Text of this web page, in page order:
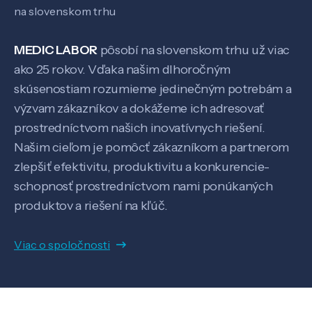
Veda a výskum
Pôsobenie
na slovenskom trhu
MEDIC LABOR pôsobí na slovenskom trhu už viac
ako 25 rokov. Vďaka našim dlhoročným
skúsenostiam rozumieme jedinečným potrebám a
výzvam zákazníkov a dokážeme ich adresovať
prostredníctvom našich inovatívnych riešení.
Našim cieľom je pomôcť zákazníkom a partnerom
zlepšiť efektivitu, produktivitu a konkurencie-
schopnosť prostredníctvom nami ponúkaných
produktov a riešení na kľúč.
Viac o spoločnosti